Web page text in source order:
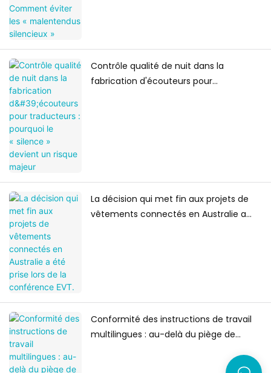
Contrôle qualité de nuit dans la
fabrication d'écouteurs pour
La décision qui met fin aux projets de
vêtements connectés en Australie a
Conformité des instructions de travail
multilingues : au-delà du piège de